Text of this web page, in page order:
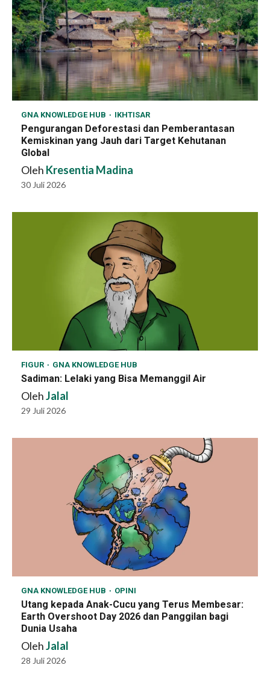
GNA KNOWLEDGE HUB IKHTISAR
Pengurangan Deforestasi dan Pemberantasan
Kemiskinan yang Jauh dari Target Kehutanan
Global
Oleh Kresentia Madina
30 Juli 2026
FIGUR GNA KNOWLEDGE HUB
Sadiman: Lelaki yang Bisa Memanggil Air
OlehJalal
29 Juli 2026
GNA KNOWLEDGE HUB OPINI
Utang kepada Anak-Cucu yang Terus Membesar:
Earth Overshoot Day 2026 dan Panggilan bagi
Dunia Usaha
OlehJalal
28 Juli 2026